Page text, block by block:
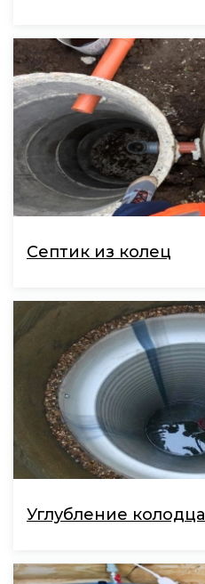
Септик из колец
Углубление колодца